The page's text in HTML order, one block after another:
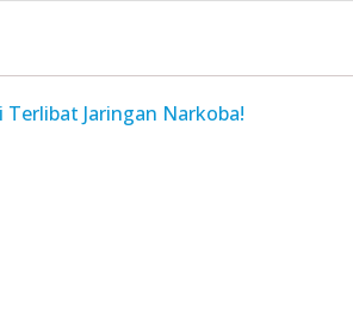
Jaringan Narkoba!